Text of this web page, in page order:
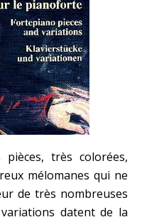
pièces, très colorées,
mélomanes qui ne
de très nombreuses
datent de la